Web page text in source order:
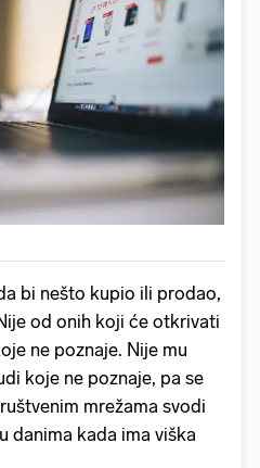
bi nešto kupio ili prodao,
od onih koji će otkrivati
ne poznaje. Nije mu
koje ne poznaje, pa se
mrežama svodi
danima kada ima viška